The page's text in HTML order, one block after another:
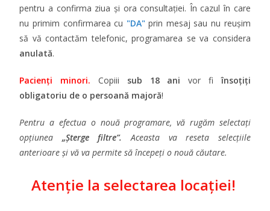
pentru a confirma ziua și ora consultației. În cazul în care
nu primim confirmarea cu "DA"prin mesaj sau nu reușim
să vă contactăm telefonic, programarea se va considera
anulată.
Pacienți minori. Copiii sub 18 anivor fiînsoțiți
obligatoriu de o persoană majoră!
Pentru a efectua o nouă programare, vă rugăm selectați
opțiunea „Șterge filtre”.Aceasta va reseta selecțiile
anterioare și vă va permite să începeți o nouă căutare.
Atenție la selectarea locației!